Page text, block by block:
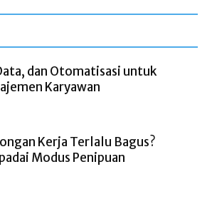
dan Otomatisasi untuk
Karyawan
Kerja Terlalu Bagus?
Modus Penipuan